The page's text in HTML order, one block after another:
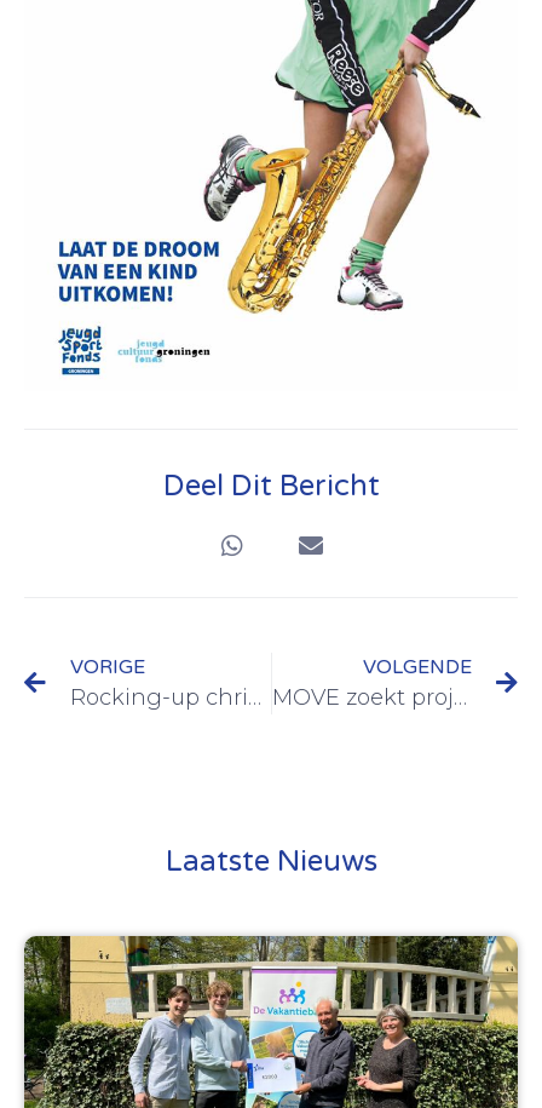
Deel Dit Bericht
VORIGE
Rocking-up christmas
VOLGENDE
MOVE zoekt projectleiders
Laatste Nieuws